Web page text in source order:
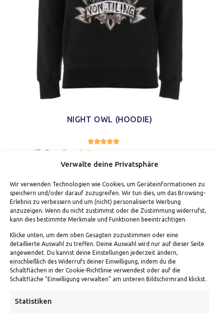
Verwalte deine Privatsphäre
Wir verwenden Technologien wie Cookies, um Geräteinformationen zu
speichern und/oder darauf zuzugreifen. Wir tun dies, um das Browsing-
Erlebnis zu verbessern und um (nicht) personalisierte Werbung
anzuzeigen. Wenn du nicht zustimmst oder die Zustimmung widerrufst,
kann dies bestimmte Merkmale und Funktionen beeinträchtigen.
Klicke unten, um dem oben Gesagten zuzustimmen oder eine
detaillierte Auswahl zu treffen. Deine Auswahl wird nur auf dieser Seite
angewendet. Du kannst deine Einstellungen jederzeit ändern,
einschließlich des Widerrufs deiner Einwilligung, indem du die
Schaltflächen in der Cookie-Richtlinie verwendest oder auf die
Schaltfläche "Einwilligung verwalten" am unteren Bildschirmrand klickst.
Statistiken
NIGHT OWL (HOODIE)
Bewertet mit
geprüfte Gesamtbewertungen
ADRESSE
Von Tiling GmbH
Kontakt: Mo - Fr von 10:00 bis 18:00 Uhr